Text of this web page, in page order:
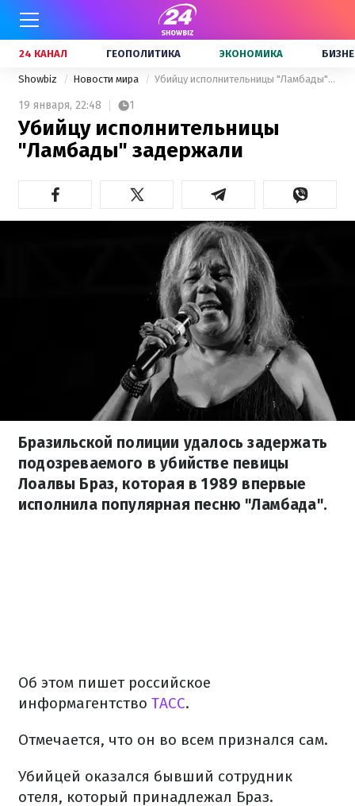
24 КАНАЛ ГЕОПОЛИТИКА ЭКОНОМИКА
Showbiz Новости мира Убийцу исполнительницы "Ламбады" задержали
19 января, 22:48 1
Убийцу исполнительницы
"Ламбады" задержали
Бразильской полиции удалось задержать
подозреваемого в убийстве певицы
Лоалвы Браз, которая в 1989 впервые
исполнила популярная песню "Ламбада".
Об этом пишет российское
информагентство ТАСС.
Отмечается, что он во всем признался сам.
Убийцей оказался бывший сотрудник
отеля, который принадлежал Браз.